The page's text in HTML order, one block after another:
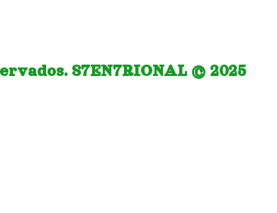
S7EN7RIONAL © 2025